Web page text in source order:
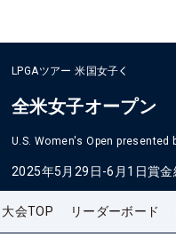
LPGAツアー 米国女子
全米女子オープン
U.S. Women's Open presented
2025年5月29日-6月1日賞金
大会TOP リーダーボード